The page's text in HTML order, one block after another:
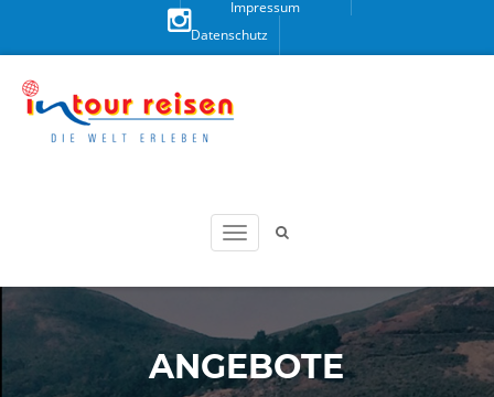
Sie uns
auf
Impressum
Datenschutz
ANGEBOTE